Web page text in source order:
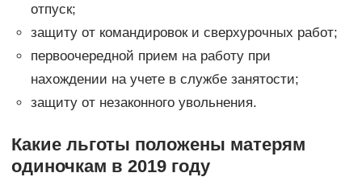
отпуск;
защиту от командировок и сверхурочных работ;
первоочередной прием на работу при
нахождении на учете в службе занятости;
защиту от незаконного увольнения.
Какие льготы положены матерям
одиночкам в 2019 году